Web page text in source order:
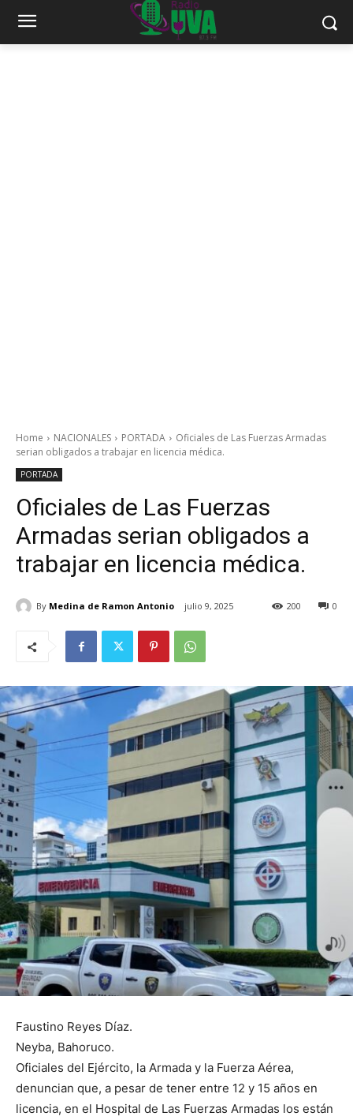
Home NACIONALES PORTADA
Oficiales de Las Fuerzas Armadas
serian obligados a trabajar en licencia médica.
PORTADA
Oficiales de Las Fuerzas
Armadas serian obligados a
trabajar en licencia médica.
By Medina de Ramon Antonio julio 9, 2025 0
200
Faustino Reyes Díaz.
Neyba, Bahoruco.
Oficiales del Ejército, la Armada y la Fuerza Aérea,
denuncian que, a pesar de tener entre 12 y 15 años en
licencia, en el Hospital de Las Fuerzas Armadas los están